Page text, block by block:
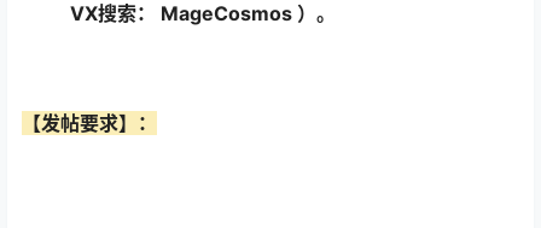
VX搜索： MageCosmos ）。
【发帖要求】：